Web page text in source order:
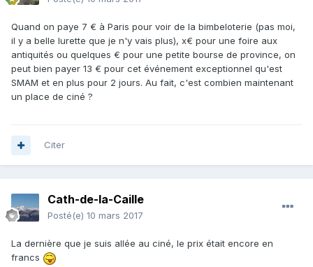
Quand on paye 7 € à Paris pour voir de la bimbeloterie (pas moi,
il y a belle lurette que je n'y vais plus), x€ pour une foire aux
antiquités ou quelques € pour une petite bourse de province, on
peut bien payer 13 € pour cet événement exceptionnel qu'est
SMAM et en plus pour 2 jours. Au fait, c'est combien maintenant
un place de ciné ?
Citer
Cath-de-la-Caille
Posté(e) 10 mars 2017
La dernière que je suis allée au ciné, le prix était encore en
francs